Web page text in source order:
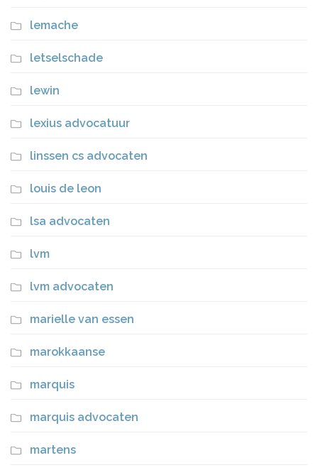
lemache
letselschade
lewin
lexius advocatuur
linssen cs advocaten
louis de leon
lsa advocaten
lvm
lvm advocaten
marielle van essen
marokkaanse
marquis
marquis advocaten
martens